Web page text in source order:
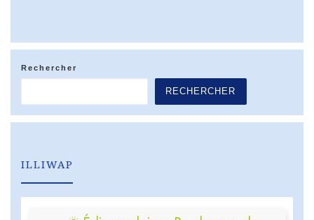
Rechercher
RECHERCHER
ILLIWAP